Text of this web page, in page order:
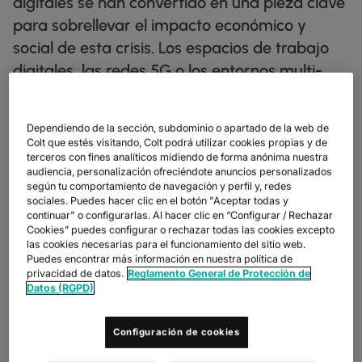
MAPA DE RED
Docs FICHAS TÉCNICAS
MERCADOS DE CAPITALES
WHOLESALE Y HYPERSCALERS
NUESTROS CLIENTES DIGITALES
shoppingmode MINORISTA
monitor MERCADOS DE CAPITALES
pill FARMACÉUTICO
TRANSPORTE Y LOGÍSTICA
globe_book IP TRÁNSITO
ETHERNET
REDES DE ÁREA AMPLIA
VPN IP
SOLUCIONES CPE
SD-WAN + SASE
LAN + LAN INALÁMBRICA
docs FICHAS TÉCNICAS
BOLETINES INFORMATIVOS
network_check ESTADO DE LA RED
para sobrellevar el impacto económico y
social de esta crisis. Los espacios de trabajo
digitales, las redes 5G o los entornos multi-
Lastelecomunicacionesy las infraestructuras digitales se han
convertido en una pieza clave para sobrellevar el impacto
económico y social de esta crisis. Los espacios de trabajo
digitales, lasredes 5Go los entornosmulti-cloudson solo
algunas de las tecnologías permiten mantener la actividad
empresarial.
Por ello, ASLAN ha organizado,ASLAN2020 Live, un webinar
gratuito en el que se abordarán temas como la ciberseguridad,
Jorge Carrasquilla, director de ingeniería de
Dependiendo de la sección, subdominio o apartado de la web de
Colt que estés visitando, Colt podrá utilizar cookies propias y de
terceros con fines analíticos midiendo de forma anónima nuestra
audiencia, personalización ofreciéndote anuncios personalizados
según tu comportamiento de navegación y perfil y, redes
sociales. Puedes hacer clic en el botón "Aceptar todas y
continuar" o configurarlas. Al hacer clic en “Configurar / Rechazar
Cookies” puedes configurar o rechazar todas las cookies excepto
las cookies necesarias para el funcionamiento del sitio web.
Puedes encontrar más información en nuestra política de
privacidad de datos. Reglamento General de Protección de
Datos (RGPD)
Configuración de cookies